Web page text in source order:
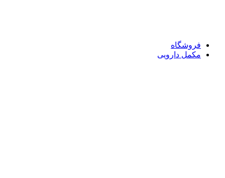
فروشگاه
مکمل دارویی